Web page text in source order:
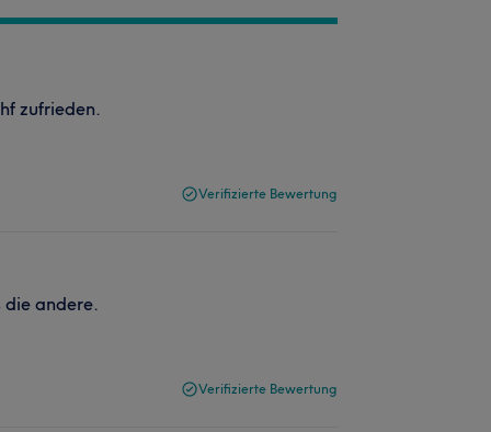
zufrieden.
Verifizierte Bewertung
die andere.
Verifizierte Bewertung